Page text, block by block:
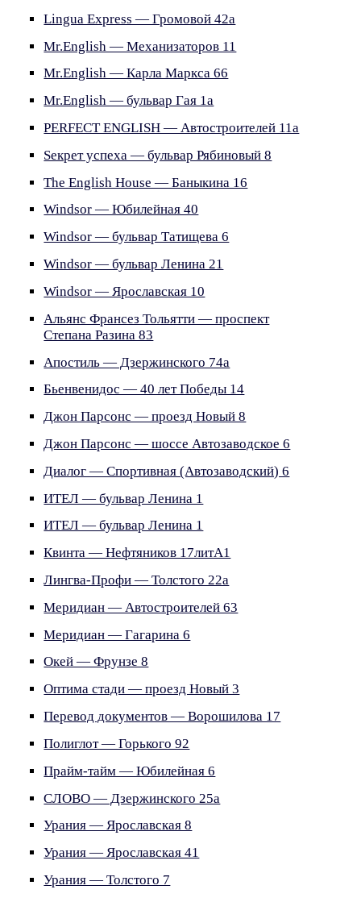
Lingua Express — Громовой 42а
Mr.English — Механизаторов 11
Mr.English — Карла Маркса 66
Mr.English — бульвар Гая 1а
PERFECT ENGLISH — Автостроителей 11а
Sекрет успеха — бульвар Рябиновый 8
The English House — Баныкина 16
Windsor — Юбилейная 40
Windsor — бульвар Татищева 6
Windsor — бульвар Ленина 21
Windsor — Ярославская 10
Альянс Франсез Тольятти — проспект
Степана Разина 83
Апостиль — Дзержинского 74а
Бьенвенидос — 40 лет Победы 14
Джон Парсонс — проезд Новый 8
Джон Парсонс — шоссе Автозаводское 6
Диалог — Спортивная (Автозаводский) 6
ИТЕЛ — бульвар Ленина 1
ИТЕЛ — бульвар Ленина 1
Квинта — Нефтяников 17литА1
Лингва-Профи — Толстого 22а
Меридиан — Автостроителей 63
Меридиан — Гагарина 6
Окей — Фрунзе 8
Оптима стади — проезд Новый 3
Перевод документов — Ворошилова 17
Полиглот — Горького 92
Прайм-тайм — Юбилейная 6
СЛОВО — Дзержинского 25а
Урания — Ярославская 8
Урания — Ярославская 41
Урания — Толстого 7